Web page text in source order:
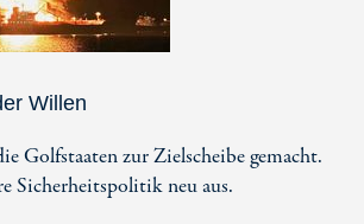
Willen
Golfstaaten zur Zielscheibe gemacht.
Sicherheitspolitik neu aus.